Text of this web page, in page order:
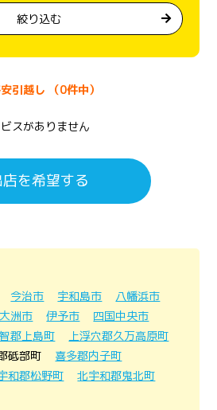
絞り込む
引越し （0件中）
スがありません
店を希望する
今治市 宇和島市
八幡浜市
大洲市 伊予市
四国中央市
郡上島町
上浮穴郡久万高原町
砥部町
喜多郡内子町
和郡松野町
北宇和郡鬼北町